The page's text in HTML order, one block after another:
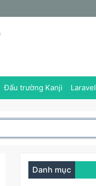
Đấu trường Kanji Laravel
Danh mục